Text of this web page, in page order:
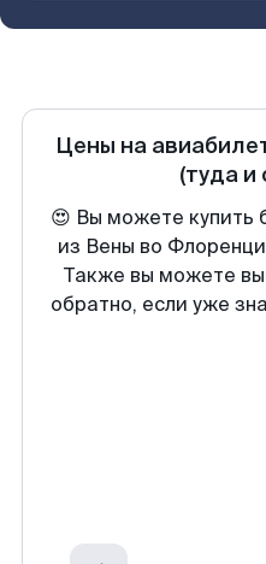
Цены на
(туда и
😍 Вы можете купить
из Вены во
Также вы можете
обратно, если уже